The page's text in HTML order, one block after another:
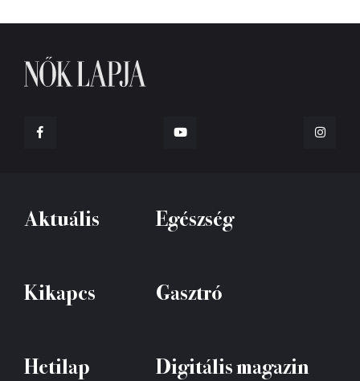
Aktuális Egészség
Kikapcs Gasztró
Hetilap Digitális magazin